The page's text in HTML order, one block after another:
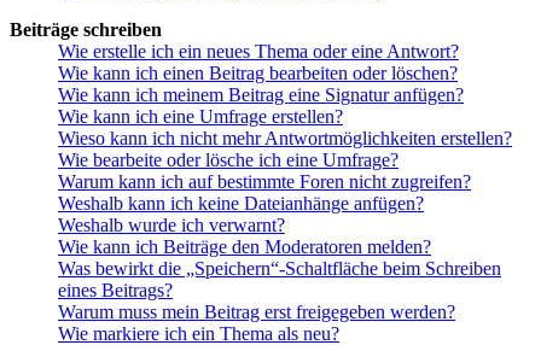
Beiträge schreiben
Wie erstelle ich ein neues Thema oder eine Antwort?
Wie kann ich einen Beitrag bearbeiten oder löschen?
Wie kann ich meinem Beitrag eine Signatur anfügen?
Wie kann ich eine Umfrage erstellen?
Wieso kann ich nicht mehr Antwortmöglichkeiten erstellen?
Wie bearbeite oder lösche ich eine Umfrage?
Warum kann ich auf bestimmte Foren nicht zugreifen?
Weshalb kann ich keine Dateianhänge anfügen?
Weshalb wurde ich verwarnt?
Wie kann ich Beiträge den Moderatoren melden?
Was bewirkt die „Speichern“-Schaltfläche beim Schreiben
eines Beitrags?
Warum muss mein Beitrag erst freigegeben werden?
Wie markiere ich ein Thema als neu?